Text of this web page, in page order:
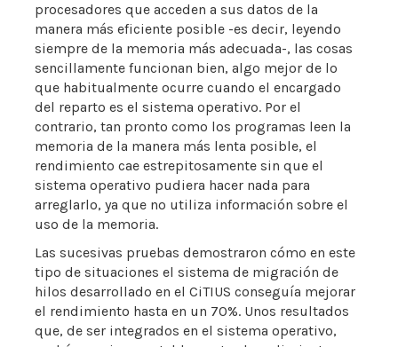
procesadores que acceden a sus datos de la
manera más eficiente posible -es decir, leyendo
siempre de la memoria más adecuada-, las cosas
sencillamente funcionan bien, algo mejor de lo
que habitualmente ocurre cuando el encargado
del reparto es el sistema operativo. Por el
contrario, tan pronto como los programas leen la
memoria de la manera más lenta posible, el
rendimiento cae estrepitosamente sin que el
sistema operativo pudiera hacer nada para
arreglarlo, ya que no utiliza información sobre el
uso de la memoria.
Las sucesivas pruebas demostraron cómo en este
tipo de situaciones el sistema de migración de
hilos desarrollado en el CiTIUS conseguía mejorar
el rendimiento hasta en un 70%. Unos resultados
que, de ser integrados en el sistema operativo,